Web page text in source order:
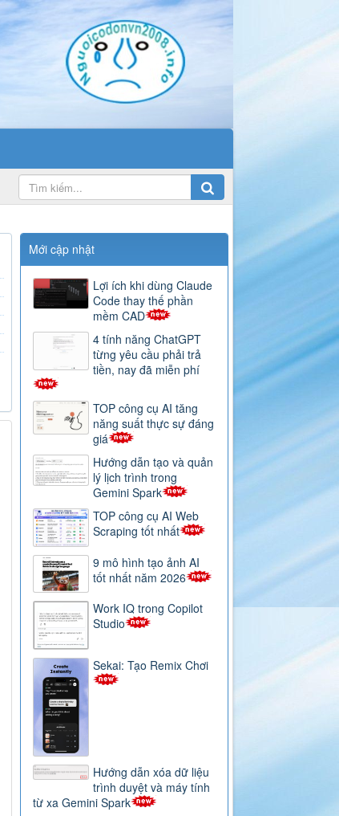
Mới cập nhật
Lợi ích khi dùng Claude
Code thay thế phần
mềm CAD
4 tính năng ChatGPT
từng yêu cầu phải trả
tiền, nay đã miễn phí
TOP công cụ AI tăng
năng suất thực sự đáng
giá
Hướng dẫn tạo và quản
lý lịch trình trong
Gemini Spark
TOP công cụ AI Web
Scraping tốt nhất
9 mô hình tạo ảnh AI
tốt nhất năm 2026
Work IQ trong Copilot
Studio
Sekai: Tạo Remix Chơi
Hướng dẫn xóa dữ liệu
trình duyệt và máy tính
từ xa Gemini Spark